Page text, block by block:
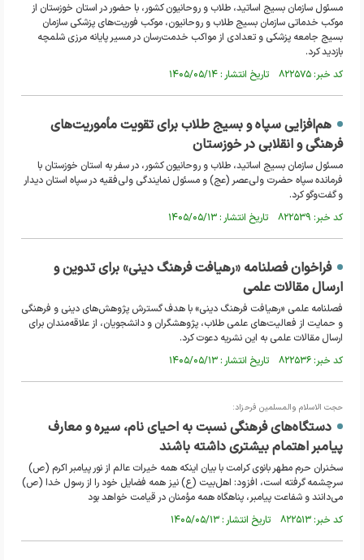
مسئول سازمان بسیج اساتید، طلاب و روحانیون کشور، با حضور در استان خوزستان از
موکب خدماتی سازمان بسیج طلاب و روحانیون، موکب فوریت‌های پزشکی سازمان
بسیج جامعه پزشکی و تعدادی از مواکب خدمت‌رسان در مسیر پایانه مرزی شلمچه
بازدید کرد.
کد خبر: ۸۲۲۵۷۵ تاریخ انتشار : ۱۴۰۵/۰۵/۱۴
هم‌افزایی سپاه و بسیج طلاب برای تقویت مأموریت‌های
فرهنگی و انقلابی در خوزستان
مسئول سازمان بسیج اساتید، طلاب و روحانیون کشور، در سفر به استان خوزستان با
فرمانده سپاه حضرت ولی‌عصر (عج) و مسئول نمایندگی ولی‌فقیه در سپاه استان دیدار
و گفت‌وگو کرد.
کد خبر: ۸۲۲۵۳۹ تاریخ انتشار : ۱۴۰۵/۰۵/۱۳
فراخوان فصلنامه «رهیافت فرهنگ دینی» برای تدوین و
ارسال مقالات علمی
فصلنامه علمی «رهیافت فرهنگ دینی» با هدف گسترش پژوهش‌های دینی و فرهنگی
و حمایت از فعالیت‌های علمی طلاب، پژوهشگران و دانشجویان، از علاقه‌مندان برای
ارسال مقالات علمی به این نشریه دعوت کرد.
کد خبر: ۸۲۲۵۳۶ تاریخ انتشار : ۱۴۰۵/۰۵/۱۳
حجت الاسلام والمسلمین فرحزاد:
دستگاه‌های فرهنگی نسبت به احیای نام، سیره و معارف
پیامبر اهتمام بیشتری داشته باشند
سخنران حرم مطهر بانوی کرامت با بیان اینکه همه خیرات عالم از نور پیامبر اکرم (ص)
سرچشمه گرفته است، افزود: اهل‌بیت (ع) نیز همه فضایل خود را از رسول خدا (ص)
می‌دانند و شفاعت پیامبر، پناهگاه همه مؤمنان در قیامت خواهد بود
کد خبر: ۸۲۲۵۱۳ تاریخ انتشار : ۱۴۰۵/۰۵/۱۳